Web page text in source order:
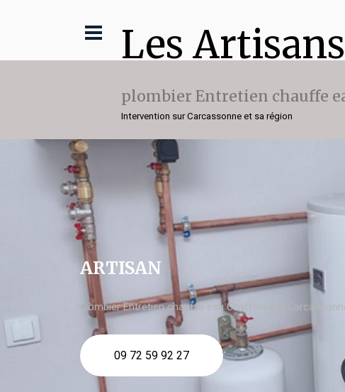
Les Artisans
plombier Entretien chauffe
Intervention sur Carcassonne et sa région
ARTISAN
plombier Entretien chauffe eau Chaffoteaux
09 72 59 92 27